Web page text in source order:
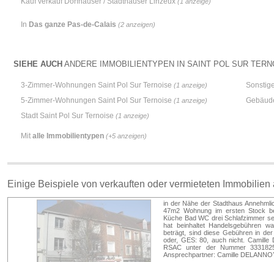
In Das ganze Pas-de-Calais (2 anzeigen)
SIEHE AUCH ANDERE IMMOBILIENTYPEN IN SAINT POL SUR
3-Zimmer-Wohnungen Saint Pol Sur Ternoise (1 anzeige)
5-Zimmer-Wohnungen Saint Pol Sur Ternoise (1 anzeige)
Stadt Saint Pol Sur Ternoise (1 anzeige)
Mit alle Immobilientypen (+5 anzeigen)
Einige Beispiele von verkauften oder vermieteten
in der Nähe der Stadthaus
47m2 Wohnung im ersten Stock
Küche Bad WC drei Schlafzimmer
hat beinhaltet Handelsgebühren
beträgt, sind diese Gebühren in
oder, GES: 80, auch nicht. Camille
RSAC unter der Nummer
Ansprechpartner: Camille